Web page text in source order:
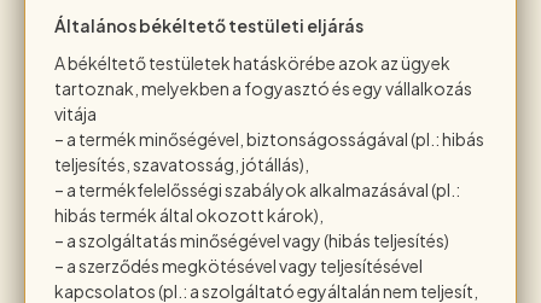
Általános békéltető testületi eljárás
A békéltető testületek hatáskörébe azok az ügyek
tartoznak, melyekben a fogyasztó és egy vállalkozás
vitája
– a termék minőségével, biztonságosságával (pl.: hibás
teljesítés, szavatosság, jótállás),
– a termékfelelősségi szabályok alkalmazásával (pl.:
hibás termék által okozott károk),
– a szolgáltatás minőségével vagy (hibás teljesítés)
– a szerződés megkötésével vagy teljesítésével
kapcsolatos (pl.: a szolgáltató egyáltalán nem teljesít,